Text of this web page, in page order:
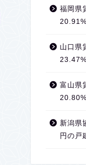
福岡県
山口県
富山県
新潟県
円の戸